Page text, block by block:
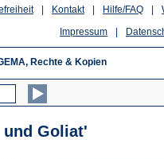
Hilfe/FAQ
Kontakt
Impressum
Rechte & Kopien
und Goliat'